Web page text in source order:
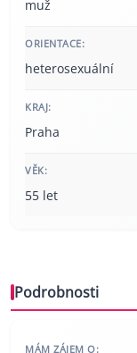
muž
ORIENTACE:
heterosexuální
KRAJ:
Praha
VĚK:
55 let
Podrobnosti
MÁM ZÁJEM O: